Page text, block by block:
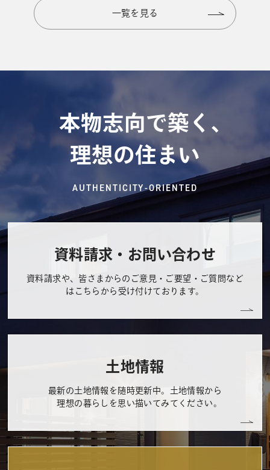
一覧を見る
本物志向で築く、
理想の住まい
AUTHENTICITY-ORIENTED
資料請求・お問い合わせ
資料請求や、皆さまからのご意見・ご要望・ご質問など
はこちらから受け付けております。
土地情報
最新の土地情報を随時更新中。土地情報から
理想の暮らしを思い描いてみてください。